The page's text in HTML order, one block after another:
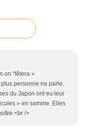
on “fêtera »
plus personne ne parle.
du Japon ont eu leur
» en somme. Elles
/>